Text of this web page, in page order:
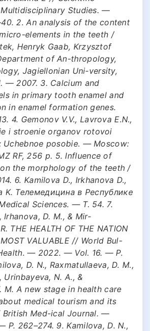
Studies. —
2. An analysis of the content
elements in the teeth /
Henryk Gaab, Krzysztof
of An-thropology,
Jagiellonian Uni-versity,
— 2007. 3. Calcium and
in primary tooth enamel and
in enamel formation genes.
4. Gemonov V.V., Lavrova E.N.,
i stroenie organov rotovoi
posobie. — Moscow:
RF, 256 p. 5. Influence of
the morphology of the teeth /
6. Kamilova D., Irkhanova D.,
K. Телемедицина в Республике
Sciences. — Т. 54. 7.
Irhanova, D. M., & Mir-
THE HEALTH OF THE NATION
VALUABLE // World Bul-
— 2022. — Vol. 16. — P.
D. N., Raxmatullaeva, D. M.,
Urinbayeva, N. A., &
M. A new stage in health care
medical tourism and its
Med-ical Journal. —
262–274. 9. Kamilova, D. N.,